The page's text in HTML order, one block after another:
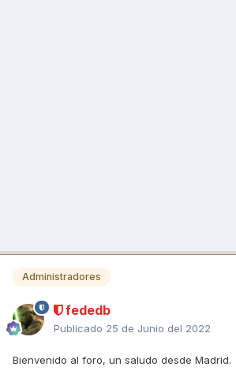
Administradores
fededb
Publicado 25 de Junio del 2022
Bienvenido al foro, un saludo desde Madrid.